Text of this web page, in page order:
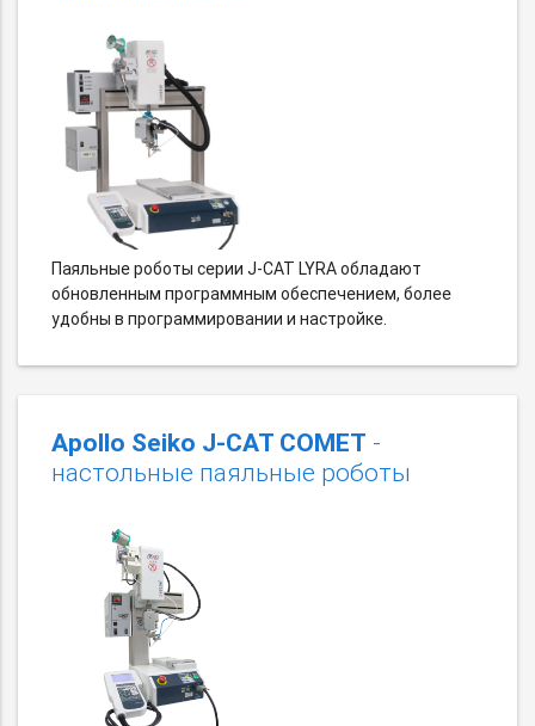
Паяльные роботы серии J-CAT LYRA обладают
обновленным программным обеспечением, более
удобны в программировании и настройке.
Apollo Seiko J-CAT COMET -
настольные паяльные роботы